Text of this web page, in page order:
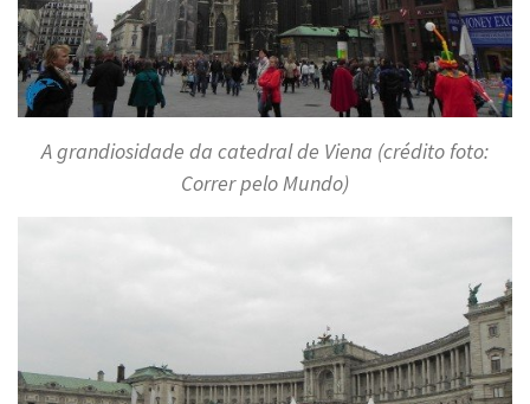
A grandiosidade da catedral de Viena (crédito foto:
Correr pelo Mundo)